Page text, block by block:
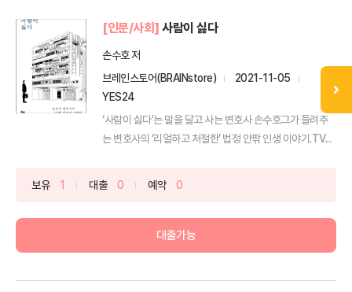
[인문/사회] 사람이 싫다
손수호 저
브레인스토어(BRAINstore)
2021-11-05
YES24
‘사람이 싫다’는 말을 달고 사는 변호사 손수호그가 들려주
는 변호사의 ‘리얼하고 처절한’ 법정 안팎 인생 이야기.TV...
보유 1 대출 0 예약 0
대출가능